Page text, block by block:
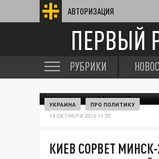
АВТОРИЗАЦИЯ
ПЕРВЫЙ
РУБРИКИ
УКРАИНА ПРО ПОЛИТИКУ
19 ОКТЯБРЯ 2016 11:55
КИЕВ СОРВЕТ